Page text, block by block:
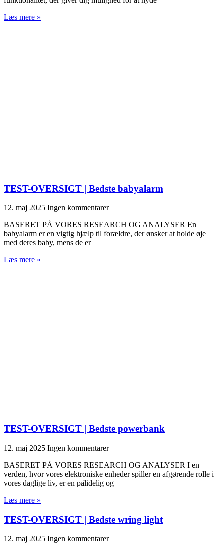
Læs mere »
TEST-OVERSIGT | Bedste babyalarm
12. maj 2025 Ingen kommentarer
BASERET PÅ VORES RESEARCH OG ANALYSER En
babyalarm er en vigtig hjælp til forældre, der ønsker at holde øje
med deres baby, mens de er
Læs mere »
TEST-OVERSIGT | Bedste powerbank
12. maj 2025 Ingen kommentarer
BASERET PÅ VORES RESEARCH OG ANALYSER I en
verden, hvor vores elektroniske enheder spiller en afgørende rolle i
vores daglige liv, er en pålidelig og
Læs mere »
TEST-OVERSIGT | Bedste wring light
12. maj 2025 Ingen kommentarer